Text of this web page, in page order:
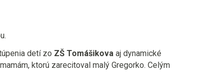
detí zo ZŠ Tomášikova aj dynamické
ktorú zarecitoval malý Gregorko. Celým